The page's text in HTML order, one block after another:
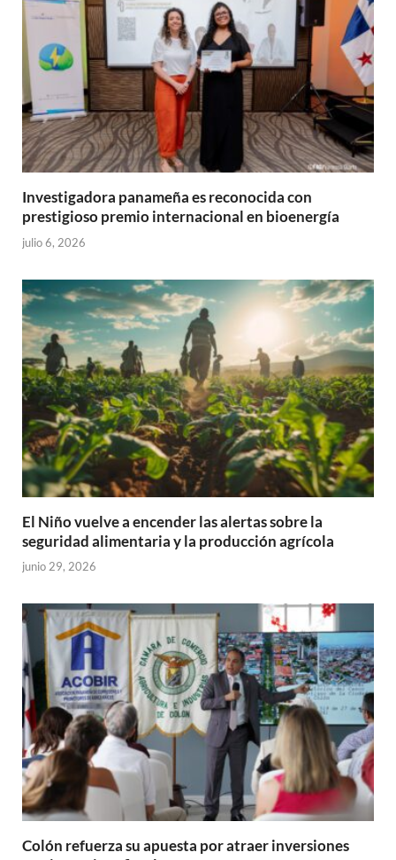
Investigadora panameña es reconocida con
prestigioso premio internacional en bioenergía
julio 6, 2026
El Niño vuelve a encender las alertas sobre la
seguridad alimentaria y la producción agrícola
junio 29, 2026
Colón refuerza su apuesta por atraer inversiones